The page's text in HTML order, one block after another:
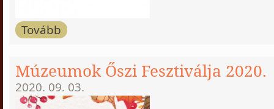
Tovább
Múzeumok Őszi Fesztiválja 2020.
2020. 09. 03.